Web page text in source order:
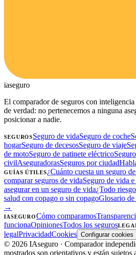
iaseguro
El comparador de seguros con
de verdad: no pertenecemos a ninguna
posicionar a nadie.
SEGUROSSeguro de vidaSeguro de coche
hogarSeguro de decesosSeguro de viaje
de motoSeguro de patinete eléctrico
civilAseguradorasSeguros por ciudad
GUÍAS ÚTILES¿Cuánto cuesta un seguro
comparar seguros de vidaSeguro de vida
asegurar en un seguro de vida¿Todo
salud con copago o sin copagoGlosario de
→
IASEGUROCómo comparamos
funcionaOpinionesTodos los seguros
legalPrivacidadCookies Configurar cookies
© 2026 IAseguro · Comparador
mostrados son orientativos y están